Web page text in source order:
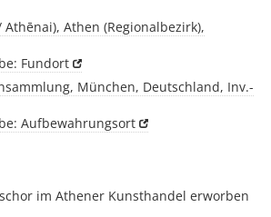
Athen (Regionalbezirk),
Fundort
München, Deutschland, Inv.-
Aufbewahrungsort
im Athener Kunsthandel erworben